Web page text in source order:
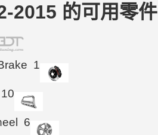
2015 的可用零件
1
10
6